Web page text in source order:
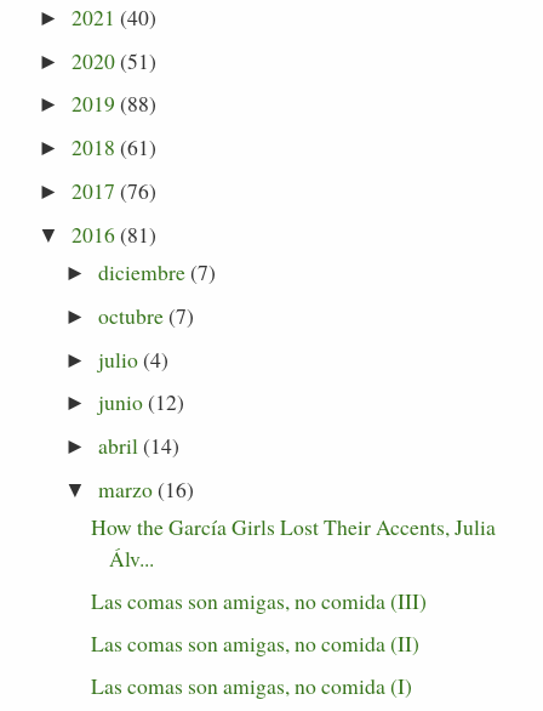
►2021 (40)
►2020(51)
►2019 (88)
►2018 (61)
►2017 (76)
▼ 2016(81)
► diciembre(7)
► octubre(7)
► julio(4)
► junio(12)
► abril(14)
▼ marzo(16)
How the García Girls Lost Their Accents, Julia
Álv...
Las comas son amigas, no comida (III)
Las comas son amigas, no comida (II)
Las comas son amigas, no comida (I)